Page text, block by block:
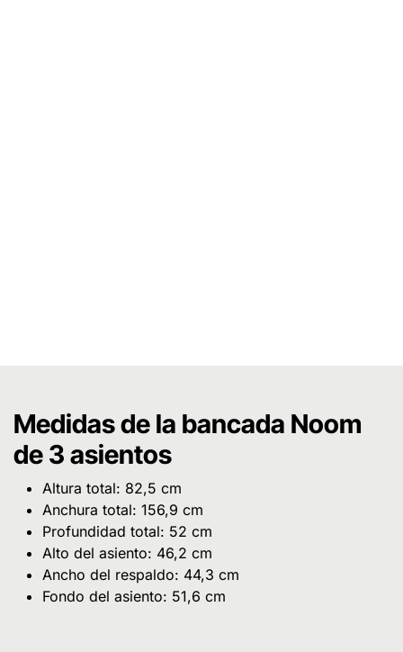
Medidas de la bancada Noom
de 3 asientos
Altura total: 82,5 cm
Anchura total: 156,9 cm
Profundidad total: 52 cm
Alto del asiento: 46,2 cm
Ancho del respaldo: 44,3 cm
Fondo del asiento: 51,6 cm